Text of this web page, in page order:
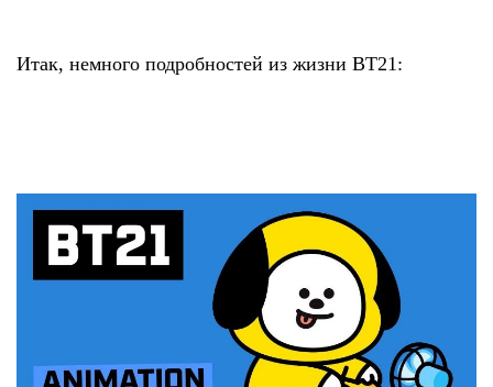
Итак, немного подробностей из жизни BT21: